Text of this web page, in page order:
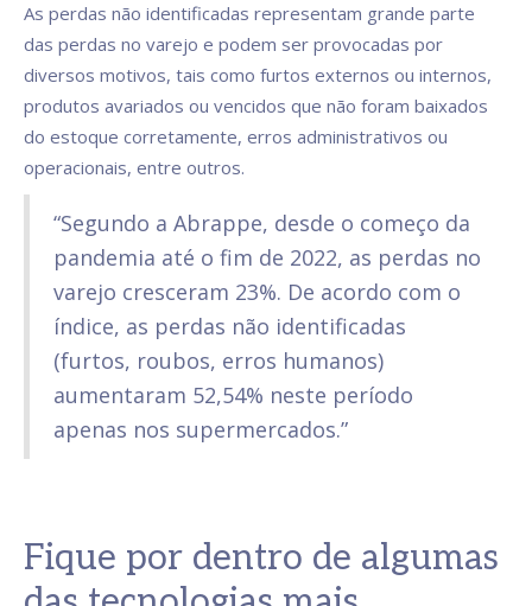
As perdas não identificadas representam grande parte
das perdas no varejo e podem ser provocadas por
diversos motivos, tais como furtos externos ou internos,
produtos avariados ou vencidos que não foram baixados
do estoque corretamente, erros administrativos ou
operacionais, entre outros.
“Segundo a Abrappe, desde o começo da
pandemia até o fim de 2022, as perdas no
varejo cresceram 23%. De acordo com o
índice, as perdas não identificadas
(furtos, roubos, erros humanos)
aumentaram 52,54% neste período
apenas nos supermercados.”
Fique por dentro de algumas